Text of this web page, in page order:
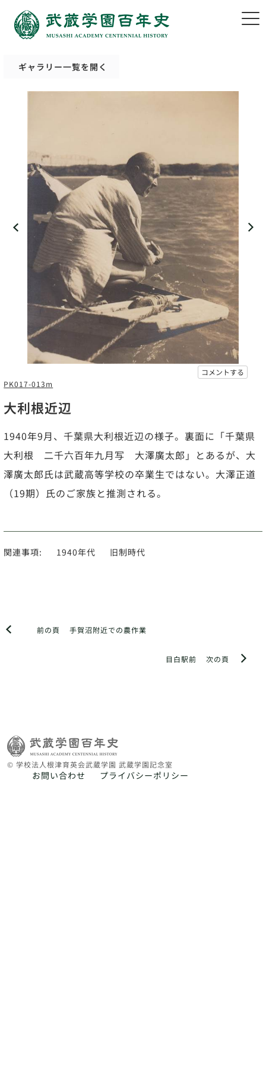
ギャラリー一覧を開く
コメントする
PK017-013m
大利根近辺
1940年9月、千葉県大利根近辺の様子。裏面に「千葉県
大利根 二千六百年九月写 大澤廣太郎」とあるが、大
澤廣太郎氏は武蔵高等学校の卒業生ではない。大澤正道
（19期）氏のご家族と推測される。
関連事項: 1940年代 旧制時代
前の頁 手賀沼附近での農作業
次の頁
目白駅前
© 学校法人根津育英会武蔵学園 武蔵学園記念室
お問い合わせ プライバシーポリシー